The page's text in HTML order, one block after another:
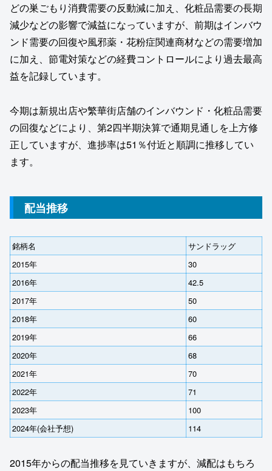
どの巣ごもり消費需要の反動減に加え、化粧品需要の長期
減少などの影響で減益になっていますが、前期はインバウ
ンド需要の回復や風邪薬・花粉症関連商材などの需要増加
に加え、節電対策などの経費コントロールにより過去最高
益を記録しています。
今期は新規出店や繁華街店舗のインバウンド・化粧品需要
の回復などにより、第2四半期決算で通期見通しを上方修
正していますが、進捗率は51％付近と順調に推移してい
ます。
配当推移
銘柄名
サンドラッグ
2015年
30
2016年
42.5
2017年
50
2018年
60
2019年
66
2020年
68
2021年
70
2022年
71
2023年
100
2024年(会社予想)
114
2015年からの配当推移を見ていきますが、減配はもちろ